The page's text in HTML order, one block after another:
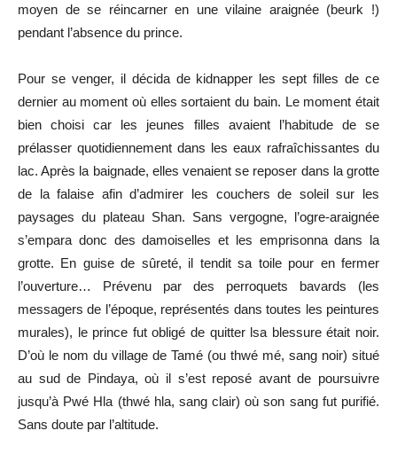
moyen de se réincarner en une vilaine araignée (beurk !)
pendant l’absence du prince.
Pour se venger, il décida de kidnapper les sept filles de ce
dernier au moment où elles sortaient du bain. Le moment était
bien choisi car les jeunes filles avaient l’habitude de se
prélasser quotidiennement dans les eaux rafraîchissantes du
lac. Après la baignade, elles venaient se reposer dans la grotte
de la falaise afin d’admirer les couchers de soleil sur les
paysages du plateau Shan. Sans vergogne, l’ogre-araignée
s’empara donc des damoiselles et les emprisonna dans la
grotte. En guise de sûreté, il tendit sa toile pour en fermer
l’ouverture… Prévenu par des perroquets bavards (les
messagers de l’époque, représentés dans toutes les peintures
murales), le prince fut obligé de quitter lsa blessure était noir.
D’où le nom du village de Tamé (ou thwé mé, sang noir) situé
au sud de Pindaya, où il s’est reposé avant de poursuivre
jusqu’à Pwé Hla (thwé hla, sang clair) où son sang fut purifié.
Sans doute par l’altitude.